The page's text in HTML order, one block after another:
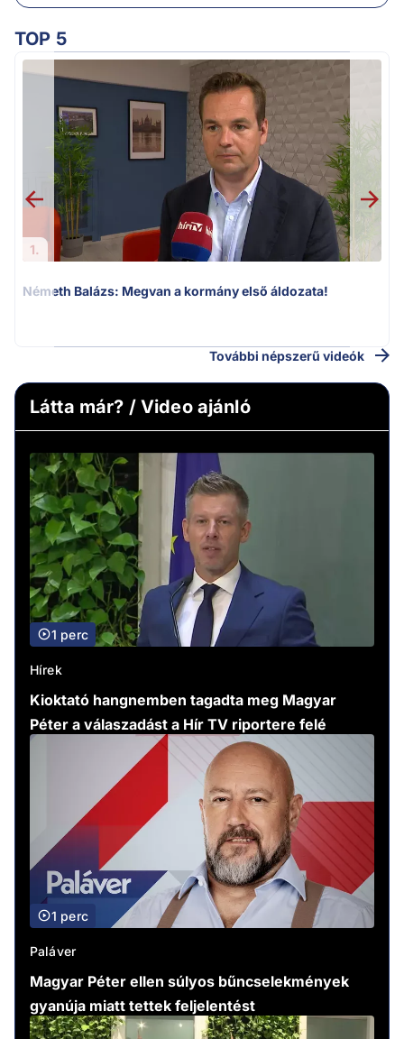
TOP 5
1.
Németh Balázs: Megvan a kormány első áldozata!
További népszerű videók
Látta már? / Video ajánló
1 perc
Hírek
Kioktató hangnemben tagadta meg Magyar
Péter a válaszadást a Hír TV riportere felé
1 perc
Paláver
Magyar Péter ellen súlyos bűncselekmények
gyanúja miatt tettek feljelentést